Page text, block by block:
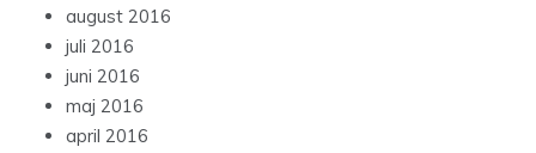
august 2016
juli 2016
juni 2016
maj 2016
april 2016